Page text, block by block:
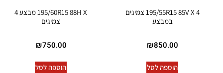
195/55R15 85V X 4 צמיגים
במבצע
₪850.00
הוספה לסל
195/60R15 88H X מבצע 4
צמיגים
₪750.00
הוספה לסל